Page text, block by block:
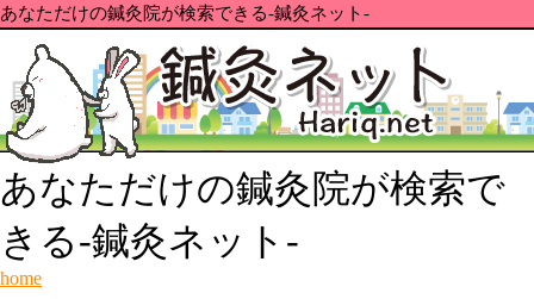
あなただけの鍼灸院が検索できる-鍼灸ネット-
あなただけの鍼灸院が検索で
きる-鍼灸ネット-
home